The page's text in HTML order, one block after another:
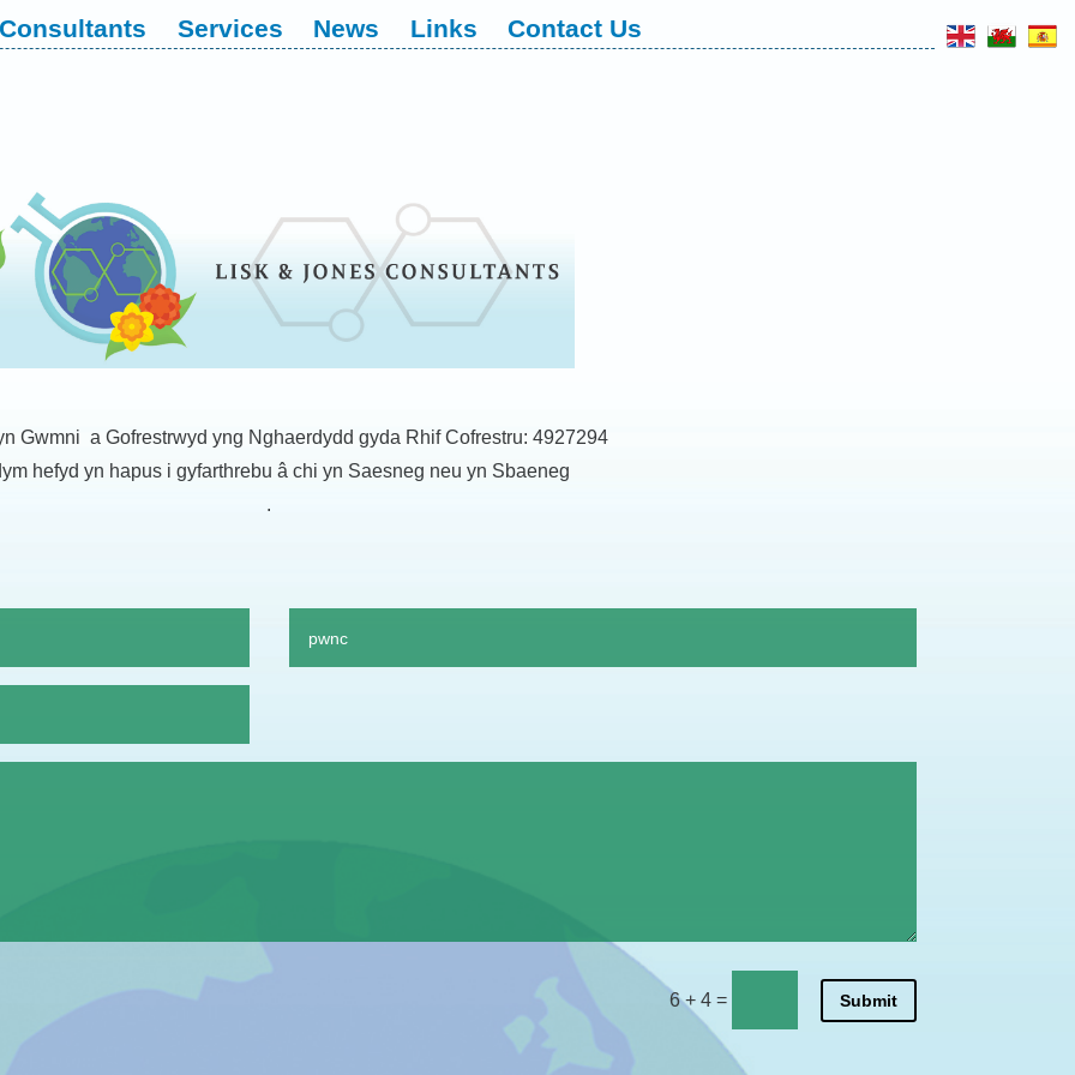
Consultants Services News Links Contact Us
Gwmni a Gofrestrwyd yng Nghaerdydd gyda Rhif Cofrestru: 4927294
hefyd yn hapus i gyfarthrebu â chi yn Saesneg neu yn Sbaeneg
.
6 + 4 = Submit